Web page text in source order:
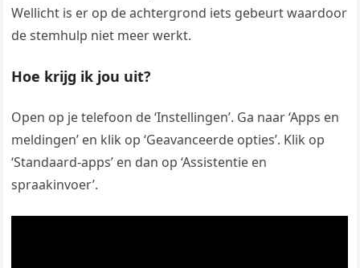
Wellicht is er op de achtergrond iets gebeurt waardoor
de stemhulp niet meer werkt.
Hoe krijg ik jou uit?
Open op je telefoon de ‘Instellingen’. Ga naar ‘Apps en
meldingen’ en klik op ‘Geavanceerde opties’. Klik op
‘Standaard-apps’ en dan op ‘Assistentie en
spraakinvoer’.